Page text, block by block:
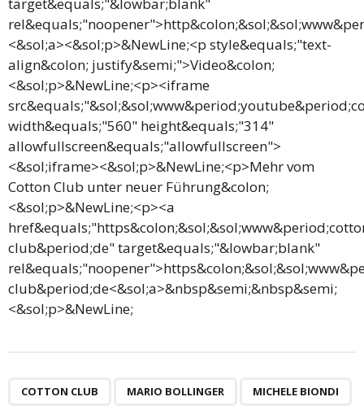
<&sol;a><&sol;p>&NewLine;<p style&equals;"text-
align&colon; justify&semi;">Video&colon;
<&sol;p>&NewLine;<p><iframe
width&equals;"560" height&equals;"314"
allowfullscreen&equals;"allowfullscreen">
<&sol;iframe><&sol;p>&NewLine;<p>Mehr vom
Cotton Club unter neuer Führung&colon;
<&sol;p>&NewLine;<p><a
club&period;de" target&equals;"&lowbar;blank"
club&period;de<&sol;a>&nbsp&semi;&nbsp&semi;
<&sol;p>&NewLine;
COTTON CLUB MARIO BOLLINGER MICHELE BIONDI